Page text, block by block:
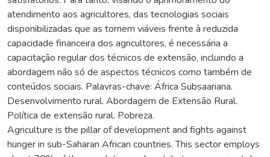
atendimento aos agricultores, das tecnologias sociais
disponibilizadas que as tornem viáveis frente à reduzida
capacidade financeira dos agricultores, é necessária a
capacitação regular dos técnicos de extensão, incluindo a
abordagem não só de aspectos técnicos como também de
conteúdos sociais. Palavras-chave: África Subsaariana.
Desenvolvimento rural. Abordagem de Extensão Rural.
Política de extensão rural. Pobreza.
Agriculture is the pillar of development and fights against
hunger in sub-Saharan African countries. This sector employs